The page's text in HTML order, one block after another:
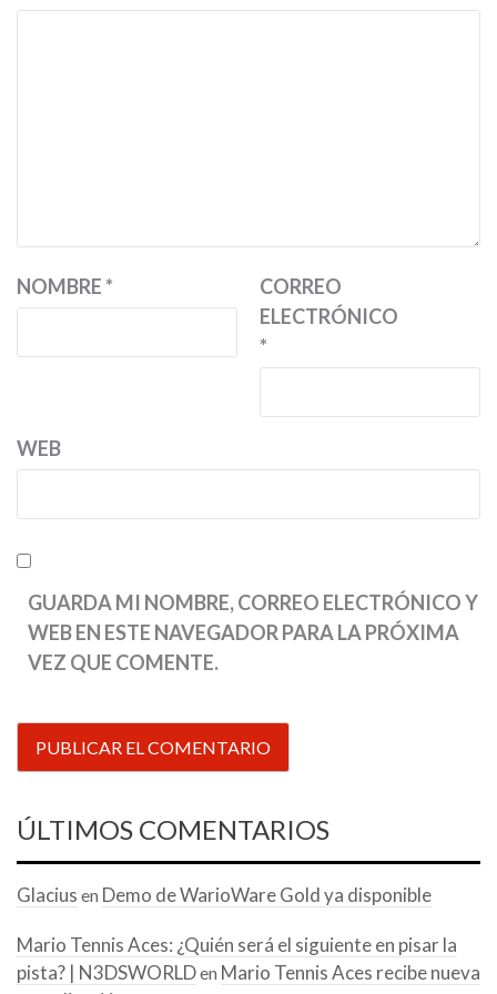
NOMBRE*
CORREO
ELECTRÓNICO
*
WEB
GUARDA MI NOMBRE, CORREO ELECTRÓNICO Y
WEB EN ESTE NAVEGADOR PARA LA PRÓXIMA
VEZ QUE COMENTE.
ÚLTIMOS COMENTARIOS
Glacius en Demo de WarioWare Gold ya disponible
Mario Tennis Aces: ¿Quién será el siguiente en pisar la
pista? | N3DSWORLDen Mario Tennis Aces recibe nueva